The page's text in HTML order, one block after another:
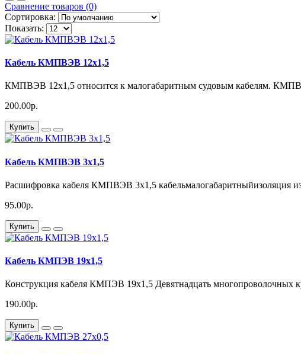
Сравнение товаров (0)
Сортировка:
Показать:
Кабель КМПВЭВ 12х1,5
КМПВЭВ 12х1,5 относится к малогабаритным судовым кабелям.
200.00р.
Купить
Кабель КМПВЭВ 3х1,5
Расшифровка кабеля КМПВЭВ 3х1,5 кабельмалогабаритныйизоляция
95.00р.
Купить
Кабель КМПЭВ 19х1,5
Конструкция кабеля КМПЭВ 19х1,5 Девятнадцать многопроволочных
190.00р.
Купить